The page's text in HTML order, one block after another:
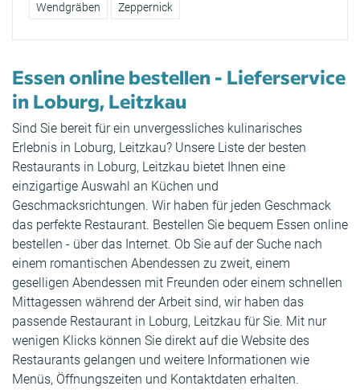
Wendgräben Zeppernick
Essen online bestellen - Lieferservice
in Loburg, Leitzkau
Sind Sie bereit für ein unvergessliches kulinarisches
Erlebnis in Loburg, Leitzkau? Unsere Liste der besten
Restaurants in Loburg, Leitzkau bietet Ihnen eine
einzigartige Auswahl an Küchen und
Geschmacksrichtungen. Wir haben für jeden Geschmack
das perfekte Restaurant. Bestellen Sie bequem Essen online
bestellen - über das Internet. Ob Sie auf der Suche nach
einem romantischen Abendessen zu zweit, einem
geselligen Abendessen mit Freunden oder einem schnellen
Mittagessen während der Arbeit sind, wir haben das
passende Restaurant in Loburg, Leitzkau für Sie. Mit nur
wenigen Klicks können Sie direkt auf die Website des
Restaurants gelangen und weitere Informationen wie
Menüs, Öffnungszeiten und Kontaktdaten erhalten.